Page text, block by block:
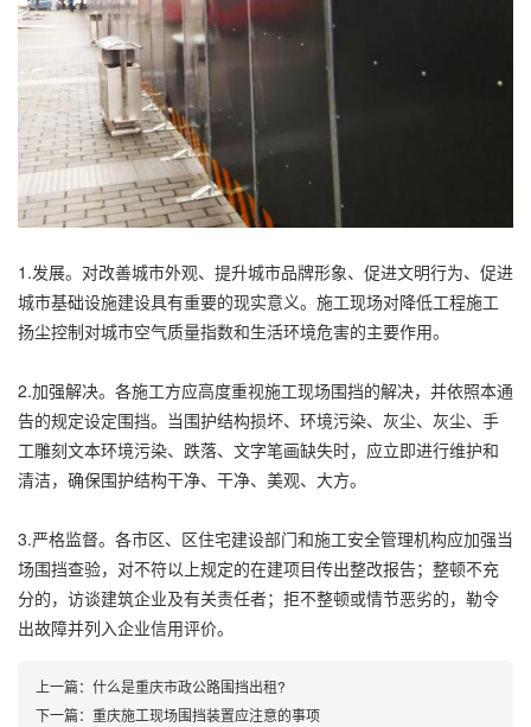
1.发展。对改善城市外观、提升城市品牌形象、促进文明行为、促进
城市基础设施建设具有重要的现实意义。施工现场对降低工程施工
扬尘控制对城市空气质量指数和生活环境危害的主要作用。
2.加强解决。各施工方应高度重视施工现场围挡的解决，并依照本通
告的规定设定围挡。当围护结构损坏、环境污染、灰尘、灰尘、手
工雕刻文本环境污染、跌落、文字笔画缺失时，应立即进行维护和
清洁，确保围护结构干净、干净、美观、大方。
3.严格监督。各市区、区住宅建设部门和施工安全管理机构应加强当
场围挡查验，对不符以上规定的在建项目传出整改报告；整顿不充
分的，访谈建筑企业及有关责任者；拒不整顿或情节恶劣的，勒令
出故障并列入企业信用评价。
上一篇： ​什么是重庆市政公路围挡出租?
下一篇： 重庆施工现场围挡装置应注意的事项